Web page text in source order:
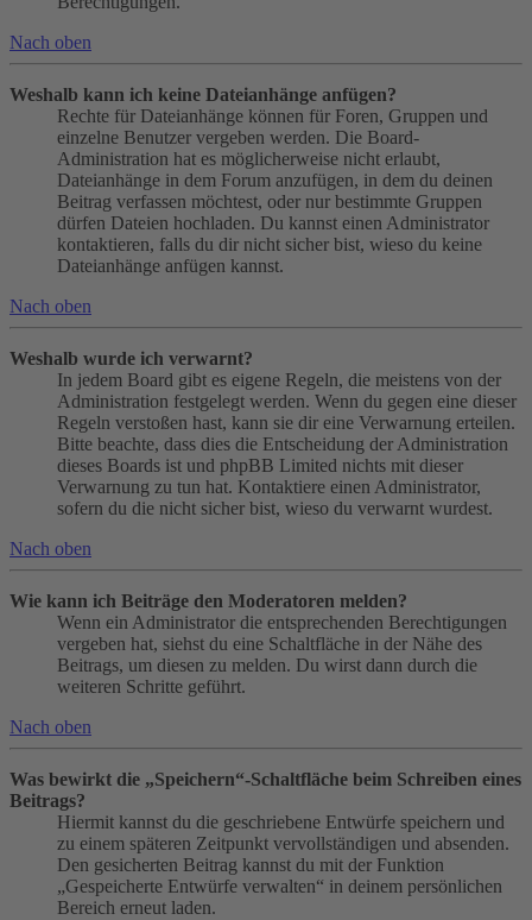
Nach oben
Weshalb kann ich keine Dateianhänge anfügen?
Rechte für Dateianhänge können für Foren, Gruppen und
einzelne Benutzer vergeben werden. Die Board-
Administration hat es möglicherweise nicht erlaubt,
Dateianhänge in dem Forum anzufügen, in dem du deinen
Beitrag verfassen möchtest, oder nur bestimmte Gruppen
dürfen Dateien hochladen. Du kannst einen Administrator
kontaktieren, falls du dir nicht sicher bist, wieso du keine
Dateianhänge anfügen kannst.
Nach oben
Weshalb wurde ich verwarnt?
In jedem Board gibt es eigene Regeln, die meistens von der
Administration festgelegt werden. Wenn du gegen eine dieser
Regeln verstoßen hast, kann sie dir eine Verwarnung erteilen.
Bitte beachte, dass dies die Entscheidung der Administration
dieses Boards ist und phpBB Limited nichts mit dieser
Verwarnung zu tun hat. Kontaktiere einen Administrator,
sofern du die nicht sicher bist, wieso du verwarnt wurdest.
Nach oben
Wie kann ich Beiträge den Moderatoren melden?
Wenn ein Administrator die entsprechenden Berechtigungen
vergeben hat, siehst du eine Schaltfläche in der Nähe des
Beitrags, um diesen zu melden. Du wirst dann durch die
weiteren Schritte geführt.
Nach oben
Was bewirkt die „Speichern“-Schaltfläche beim Schreiben eines
Beitrags?
Hiermit kannst du die geschriebene Entwürfe speichern und
zu einem späteren Zeitpunkt vervollständigen und absenden.
Den gesicherten Beitrag kannst du mit der Funktion
„Gespeicherte Entwürfe verwalten“ in deinem persönlichen
Bereich erneut laden.